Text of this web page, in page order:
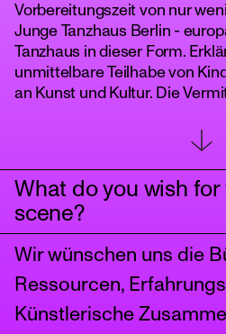
Vorbereitungszeit von nur
Junge Tanzhaus Berlin -
Tanzhaus in dieser Form.
unmittelbare Teilhabe von
an Kunst und Kultur. Die
Kernkompetenzen wie die
Tanzstücken für Kinder und
direkte Beteiligung an
Tanzprojekten und die
Tänzer*innen und
What do you wish
scene?
Wir wünschen uns die
Ressourcen,
Künstlerische